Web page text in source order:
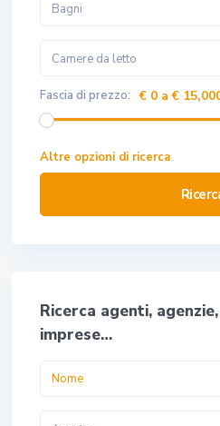
Bagni
Camere da letto
Fascia di prezzo: € 0 a €
Altre opzioni di ricerca
Ricerca agenti,
imprese…